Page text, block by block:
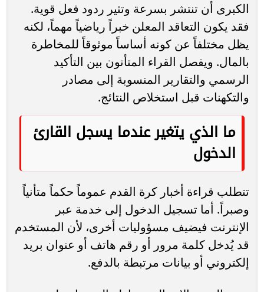
الكبرى أن تنتشر بسرعة وتثير ردود فعل قوية.
فقد يكون التعاقد المعلن خبراً رياضياً مهماً، لكنه
يظل مختلفاً عن كونه أساساً موثوقاً للمخاطرة
بالمال. ويفصل القراء المتأنون بين التأكيد
الرسمي والتقارير المنسوبة إلى مصادر
والتكهنات قبل استخلاص النتائج.
ما الذي يتغير عندما يسجل القارئ
الدخول
تتطلب قراءة أخبار كرة القدم عموماً حكماً متأنياً
وصبراً. أما تسجيل الدخول إلى خدمة عبر
الإنترنت فيضيف مسؤوليات أخرى، لأن المستخدم
قد يُدخل كلمة مرور أو رقم هاتف أو عنوان بريد
إلكتروني أو بيانات مرتبطة بالدفع.